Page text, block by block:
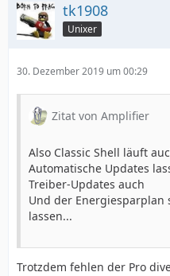
tk1908
Unixer
30. Dezember 2019 um 00:29
Zitat von Amplifier
Also Classic Shell läuft
Automatische Updates
Treiber-Updates auch
Und der Energiesparplan
lassen...
Trotzdem fehlen der Pro